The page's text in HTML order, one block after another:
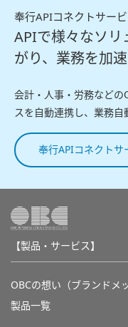
奉行APIコネクトサー
APIで様々なソリ
がり、業務を加
会計・人事・労務などの
スを自動連携し、業務自
奉行APIコネクトサ
【製品・サービス】
OBCの想い（ブランドメ
製品一覧